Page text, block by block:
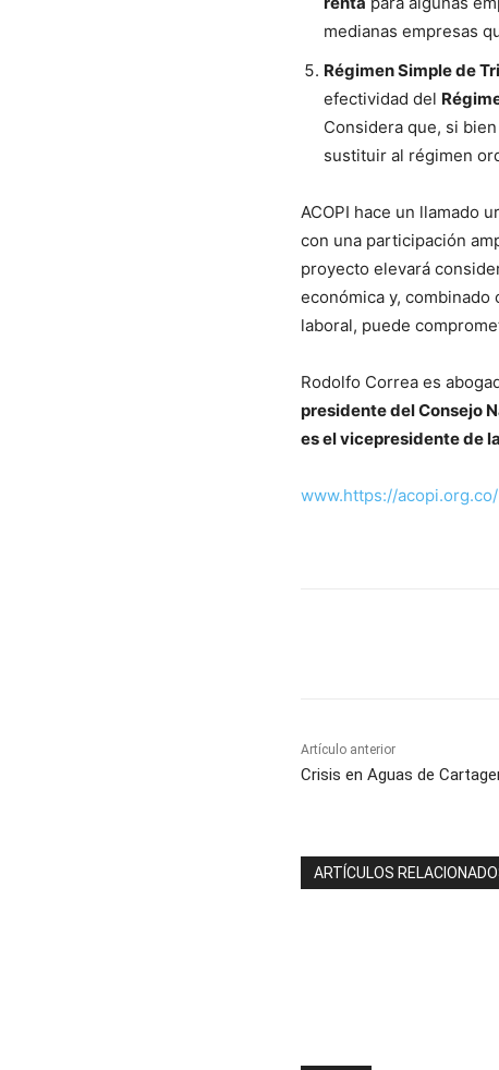
medianas empresas
Régimen Simple de
efectividad del
Considera que, si
sustituir al régimen
ACOPI hace un llamado
con una participación
proyecto elevará
económica y,
laboral, puede
Rodolfo Correa es
presidente del Consejo
es el vicepresidente de
www.https://acopi.org.co/
Artículo anterior
Crisis en Aguas de
ARTÍCULOS